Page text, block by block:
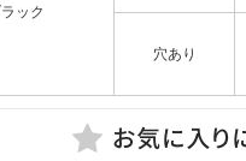
ック
穴あり